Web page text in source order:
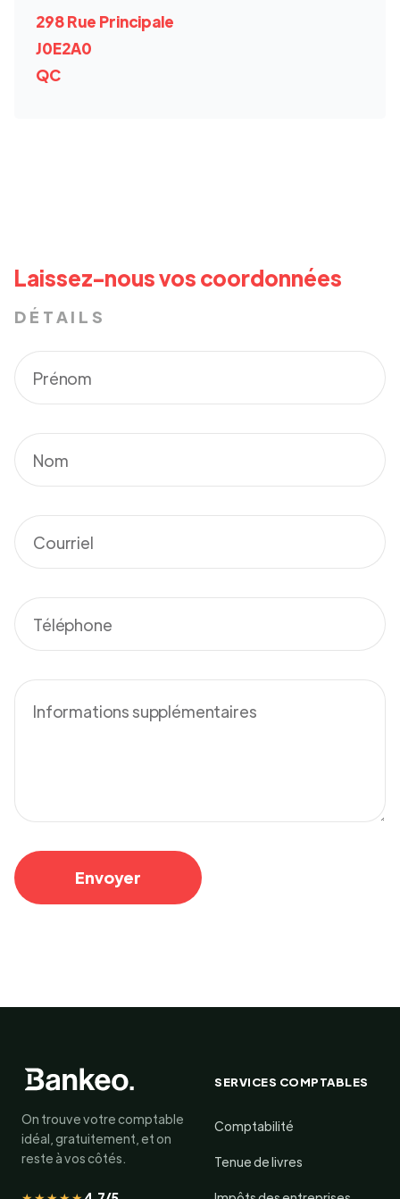
298 Rue Principale
J0E2A0
QC
Laissez-nous vos coordonnées
DÉTAILS
On trouve votre comptable
idéal, gratuitement, et on
reste à vos côtés.
SERVICES COMPTABLES
Comptabilité
Tenue de livres